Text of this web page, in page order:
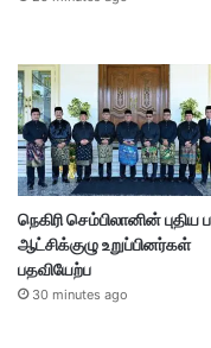
நெகிரி செம்பிலானின் புதிய
ஆட்சிக்குழு உறுப்பினர்கள்
பதவியேற்ப
30 minutes ago